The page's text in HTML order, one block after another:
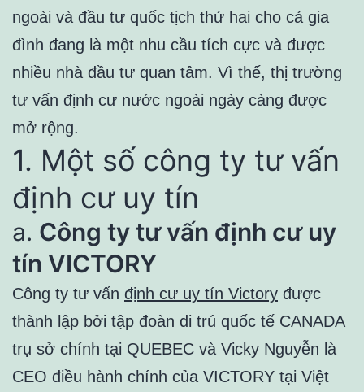
ngoài và đầu tư quốc tịch thứ hai cho cả gia
đình đang là một nhu cầu tích cực và được
nhiều nhà đầu tư quan tâm. Vì thế, thị trường
tư vấn định cư nước ngoài ngày càng được
mở rộng.
1. Một số công ty tư vấn
định cư uy tín
a. Công ty tư vấn định cư uy
tín VICTORY
Công ty tư vấn định cư uy tín Victory được
thành lập bởi tập đoàn di trú quốc tế CANADA
trụ sở chính tại QUEBEC và Vicky Nguyễn là
CEO điều hành chính của VICTORY tại Việt